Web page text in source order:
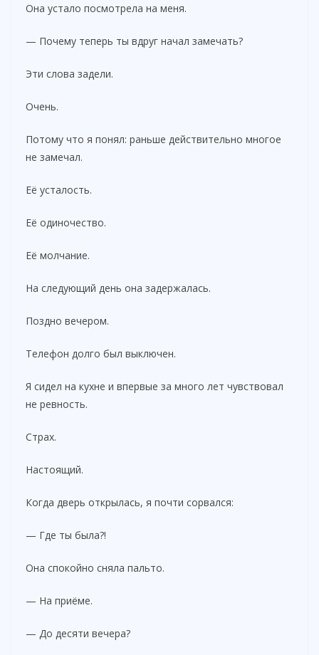
Она устало посмотрела на меня.
— Почему теперь ты вдруг начал замечать?
Эти слова задели.
Очень.
Потому что я понял: раньше действительно многое
не замечал.
Её усталость.
Её одиночество.
Её молчание.
На следующий день она задержалась.
Поздно вечером.
Телефон долго был выключен.
Я сидел на кухне и впервые за много лет чувствовал
не ревность.
Страх.
Настоящий.
Когда дверь открылась, я почти сорвался:
— Где ты была?!
Она спокойно сняла пальто.
— На приёме.
— До десяти вечера?